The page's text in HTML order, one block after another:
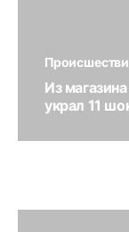
Из
украл 11